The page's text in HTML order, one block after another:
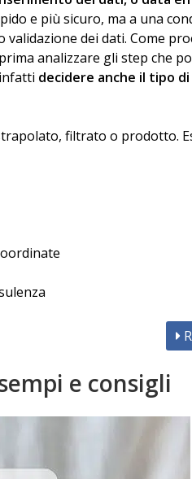
e più sicuro, ma a una
dei dati. Come
analizzare gli step che
decidere anche il tipo
filtrato o prodotto.
e consigli